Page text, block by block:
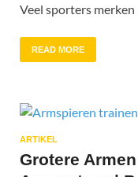
Veel sporters merken
READ MORE
ARTIKEL
Grotere